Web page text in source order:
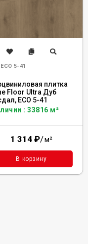
ECO 5-41
плитка
Floor Ultra Дуб
ЕСО 5-41
: 33816 м²
1 314 ₽/м²
В корзину